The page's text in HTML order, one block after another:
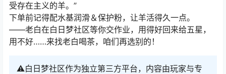
受存在主义的羊。”
下单前记得配水基润滑＆保护粉，让羊活得久一点。
——老白在白日梦社区等你交作业，用得好回来给五星，
用不好……来找老白喝茶，咱们再选别的！
⚠️白日梦社区作为独立第三方平台，内容由玩家与专